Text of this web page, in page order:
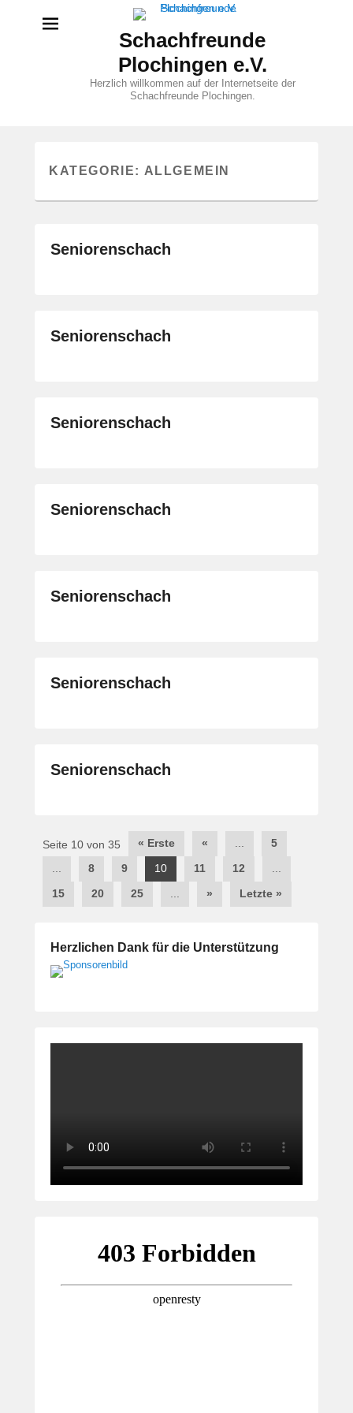
Schachfreunde
Plochingen e.V.
Herzlich willkommen auf der Internetseite der
Schachfreunde Plochingen.
KATEGORIE: ALLGEMEIN
Seniorenschach
Seniorenschach
Seniorenschach
Seniorenschach
Seniorenschach
Seniorenschach
Seniorenschach
Beitragsnavigation
Seite 10 von 35 « Erste «
5
8 9 10 11 12
15
20 25 » Letzte »
Herzlichen Dank für die Unterstützung